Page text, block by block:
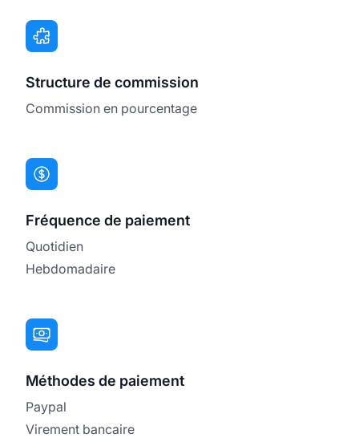
Structure de commission
Commission en pourcentage
Fréquence de paiement
Quotidien
Hebdomadaire
Méthodes de paiement
Paypal
Virement bancaire